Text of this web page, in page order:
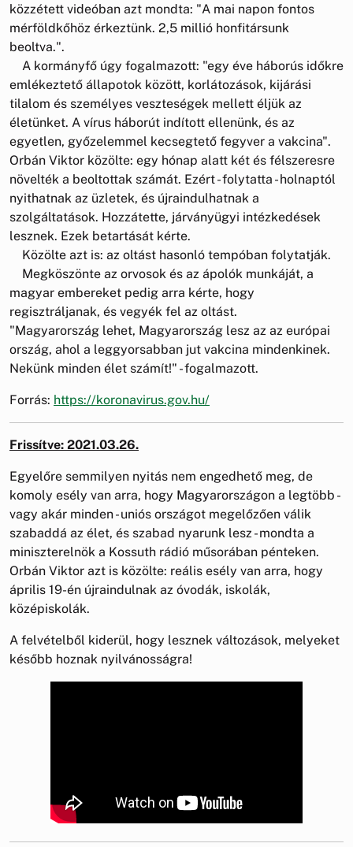
közzétett videóban azt mondta: "A mai napon fontos
mérföldkőhöz érkeztünk. 2,5 millió honfitársunk
beoltva.".
A kormányfő úgy fogalmazott: "egy éve háborús időkre
emlékeztető állapotok között, korlátozások, kijárási
tilalom és személyes veszteségek mellett éljük az
életünket. A vírus háborút indított ellenünk, és az
egyetlen, győzelemmel kecsegtető fegyver a vakcina".
Orbán Viktor közölte: egy hónap alatt két és félszeresre
növelték a beoltottak számát. Ezért - folytatta - holnaptól
nyithatnak az üzletek, és újraindulhatnak a
szolgáltatások. Hozzátette, járványügyi intézkedések
lesznek. Ezek betartását kérte.
Közölte azt is: az oltást hasonló tempóban folytatják.
Megköszönte az orvosok és az ápolók munkáját, a
magyar embereket pedig arra kérte, hogy
regisztráljanak, és vegyék fel az oltást.
"Magyarország lehet, Magyarország lesz az az európai
ország, ahol a leggyorsabban jut vakcina mindenkinek.
Nekünk minden élet számít!" - fogalmazott.
Forrás: https://koronavirus.gov.hu/
Frissítve: 2021.03.26.
Egyelőre semmilyen nyitás nem engedhető meg, de
komoly esély van arra, hogy Magyarországon a legtöbb -
vagy akár minden - uniós országot megelőzően válik
szabaddá az élet, és szabad nyarunk lesz - mondta a
miniszterelnök a Kossuth rádió műsorában pénteken.
Orbán Viktor azt is közölte: reális esély van arra, hogy
április 19-én újraindulnak az óvodák, iskolák,
középiskolák.
A felvételből kiderül, hogy lesznek változások, melyeket
később hoznak nyilvánosságra!